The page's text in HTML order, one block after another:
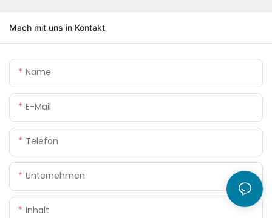
Mach mit uns in Kontakt
Name
E-Mail
Telefon
Unternehmen
Inhalt